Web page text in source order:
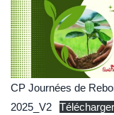
CP Journées de
2025_V2
Télécharger